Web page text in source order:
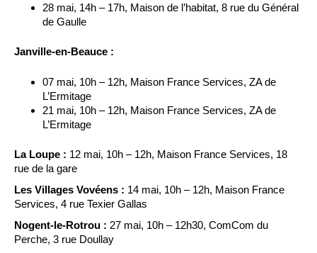
28 mai, 14h – 17h, Maison de l’habitat, 8 rue du Général
de Gaulle
Janville-en-Beauce :
07 mai, 10h – 12h, Maison France Services, ZA de
L’Ermitage
21 mai, 10h – 12h, Maison France Services, ZA de
L’Ermitage
La Loupe : 12 mai, 10h – 12h, Maison France Services, 18
rue de la gare
Les Villages Vovéens : 14 mai, 10h – 12h, Maison France
Services, 4 rue Texier Gallas
Nogent-le-Rotrou : 27 mai, 10h – 12h30, ComCom du
Perche, 3 rue Doullay